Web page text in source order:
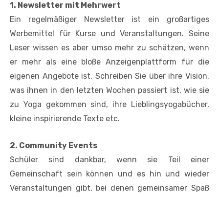
1. Newsletter mit Mehrwert
Ein regelmäßiger Newsletter ist ein großartiges
Werbemittel für Kurse und Veranstaltungen. Seine
Leser wissen es aber umso mehr zu schätzen, wenn
er mehr als eine bloße Anzeigenplattform für die
eigenen Angebote ist. Schreiben Sie über ihre Vision,
was ihnen in den letzten Wochen passiert ist, wie sie
zu Yoga gekommen sind, ihre Lieblingsyogabücher,
kleine inspirierende Texte etc.
2. Community Events
Schüler sind dankbar, wenn sie Teil einer
Gemeinschaft sein können und es hin und wieder
Veranstaltungen gibt, bei denen gemeinsamer Spaß